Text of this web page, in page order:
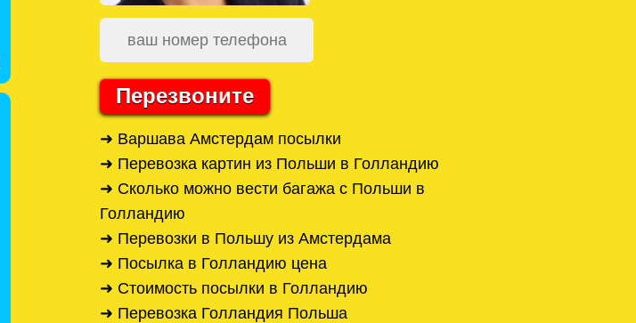
Перезвоните
➜ Варшава Амстердам посылки
➜ Перевозка картин из Польши в Голландию
➜ Сколько можно вести багажа с Польши в
Голландию
➜ Перевозки в Польшу из Амстердама
➜ Посылка в Голландию цена
➜ Стоимость посылки в Голландию
➜ Перевозка Голландия Польша